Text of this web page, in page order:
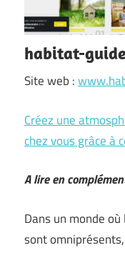
habitat-
Site web :
Créez une
chez vous grâce à
A lire en
Dans un monde
sont